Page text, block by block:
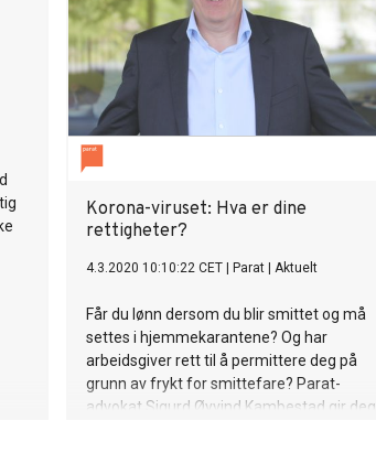
Korona-viruset: Hva er dine
rettigheter?
4.3.2020 10:10:22 CET Parat Aktuelt
Får du lønn dersom du blir smittet og må
settes i hjemmekarantene? Og har
arbeidsgiver rett til å permittere deg på
grunn av frykt for smittefare? Parat-
advokat Sigurd Øyvind Kambestad gir deg